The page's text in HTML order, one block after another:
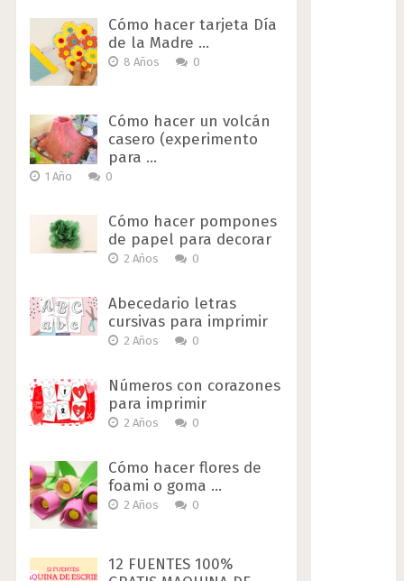
Cómo hacer tarjeta Día
de la Madre …
8 Años 0
Cómo hacer un volcán
casero (experimento
para …
1 Año 0
Cómo hacer pompones
de papel para decorar
2 Años 0
Abecedario letras
cursivas para imprimir
2 Años 0
Números con corazones
para imprimir
2 Años 0
Cómo hacer flores de
foami o goma …
2 Años 0
12 FUENTES 100%